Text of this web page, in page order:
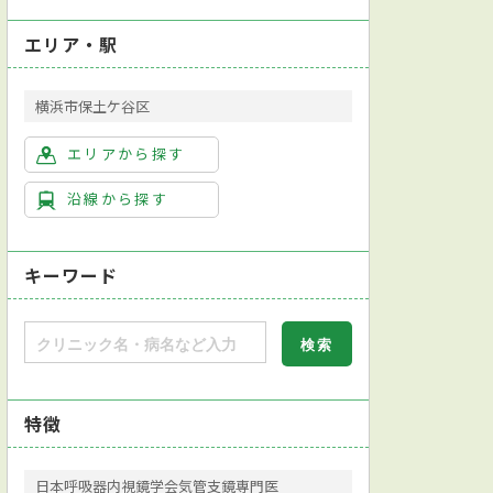
エリア・駅
横浜市保土ケ谷区
エリアから探す
沿線から探す
キーワード
特徴
日本呼吸器内視鏡学会気管支鏡専門医